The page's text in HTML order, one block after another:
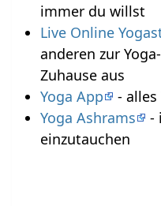
immer du willst
Live Online
anderen zur
Zuhause aus
Yoga App
- alles
Yoga Ashrams
-
einzutauchen